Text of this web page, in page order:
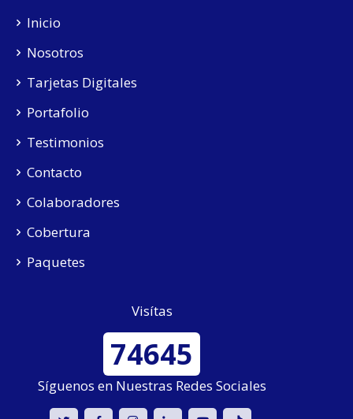
Inicio
Nosotros
Tarjetas Digitales
Portafolio
Testimonios
Contacto
Colaboradores
Cobertura
Paquetes
Visítas
74645
Síguenos en Nuestras Redes Sociales